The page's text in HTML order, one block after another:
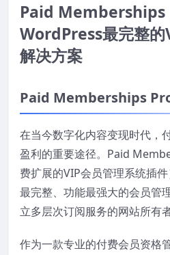
Paid Memberships
WordPress最完整
解决方案
Paid Memberships
在当今数字化内容变现时代，
盈利的重要途径。Paid
费扩展的VIP会员管理系统插
最完整、功能最强大的会员管
立多层次订阅服务的网站所有者
作为一款专业的付费会员资格